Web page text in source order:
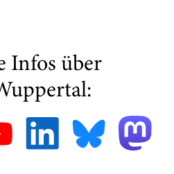
Infos über